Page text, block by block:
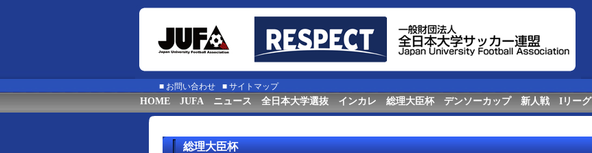
■ お問い合わせ ■ サイトマップ
HOME JUFA ニュース 全日本大学選抜 インカレ 総理大臣杯 デンソーカップ 新人戦 Iリーグ
総理大臣杯